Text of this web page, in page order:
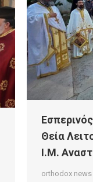
Θεία
Ι.Μ.
orthodox